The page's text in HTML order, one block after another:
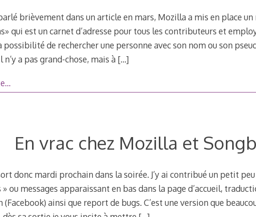
parlé brièvement dans un article en mars, Mozilla a mis en place un
qui est un carnet d’adresse pour tous les contributeurs et
possibilité de rechercher une personne avec son nom ou son
a pas grand-chose, mais à […]
En vrac chez Mozilla et
donc mardi prochain dans la soirée. J’y ai contribué un petit
ou messages apparaissant en bas dans la page d’accueil,
ainsi que report de bugs. C’est une version que